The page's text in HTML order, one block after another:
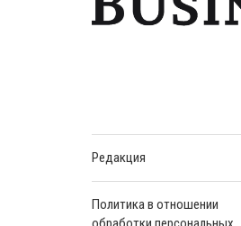
Редакция
Политика в отношении